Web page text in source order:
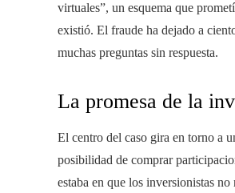
virtuales”, un esquema que
existió. El fraude ha dejado a
muchas preguntas sin respuesta.
La promesa de la
El centro del caso gira en torno a
posibilidad de comprar
estaba en que los inversionistas